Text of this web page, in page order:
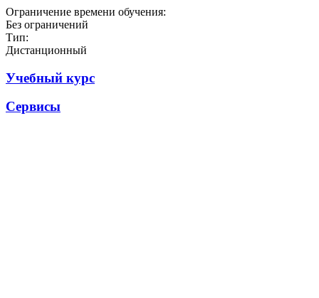
Ограничение времени обучения:
Без ограничений
Тип:
Дистанционный
Учебный курс
Сервисы